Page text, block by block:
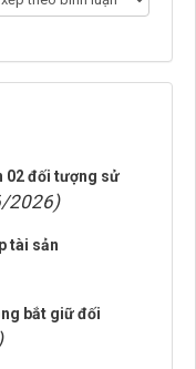
02 đối tượng sử
2026)
tài sản
bắt giữ đối